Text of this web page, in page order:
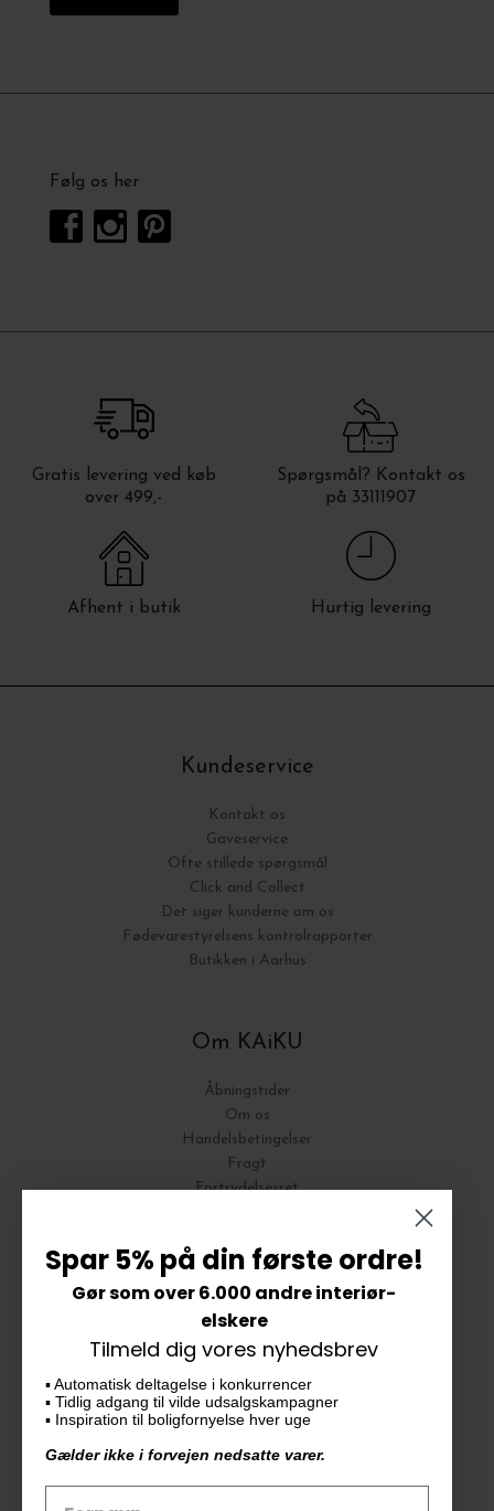
Følg os her
Gratis levering ved køb
over 499,-
Spørgsmål? Kontakt os
på 33111907
Afhent i butik Hurtig levering
Kundeservice
Kontakt os
Gaveservice
Ofte stillede spørgsmål
Click and Collect
Det siger kunderne om os
Fødevarestyrelsens kontrolrapporter
Butikken i Aarhus
Om KAiKU
Åbningstider
Om os
Handelsbetingelser
Fragt
Fortrydelsesret
Vores butik
KAiKU ApS
Langdalsvej 46, bygning 7
8220 Brabrand
Tlf. 33 11 19 07
CVR-nr. 30715349
Spar 5% på din første ordre!
Gør som over 6.000 andre interiør-
elskere
Tilmeld dig vores nyhedsbrev
▪️ Automatisk deltagelse i konkurrencer
▪️ Tidlig adgang til vilde udsalgskampagner
▪️ Inspiration til boligfornyelse hver uge
Gælder ikke i forvejen nedsatte varer.